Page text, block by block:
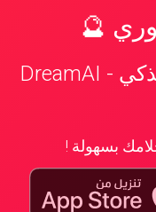
🔮
📱 تطبيق تفسير الأحلام الذكي - DreamAI
بسهولة !